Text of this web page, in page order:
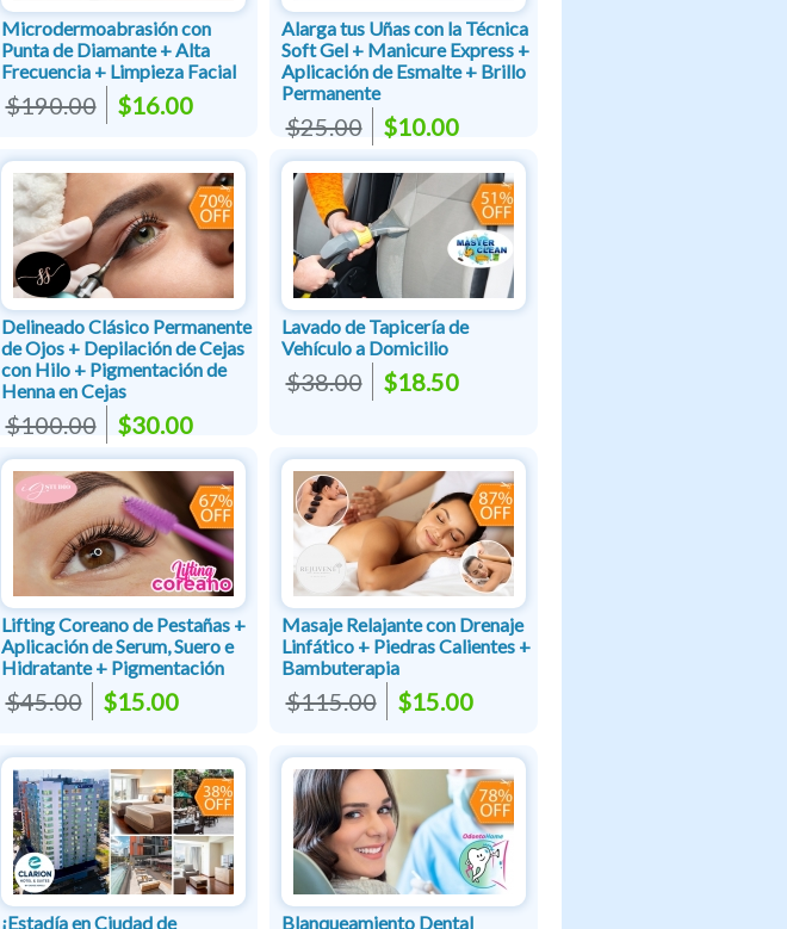
Microdermoabrasión con
Punta de Diamante + Alta
Frecuencia + Limpieza Facial
$190.00 $16.00
Alarga tus Uñas con la Técnica
Soft Gel + Manicure Express +
Aplicación de Esmalte + Brillo
Permanente
$25.00 $10.00
Delineado Clásico Permanente
de Ojos + Depilación de Cejas
con Hilo + Pigmentación de
Henna en Cejas
$100.00 $30.00
Lavado de Tapicería de
Vehículo a Domicilio
$38.00 $18.50
Lifting Coreano de Pestañas +
Aplicación de Serum, Suero e
Hidratante + Pigmentación
$45.00 $15.00
Masaje Relajante con Drenaje
Linfático + Piedras Calientes +
Bambuterapia
$115.00 $15.00
¡Estadía en Ciudad de Blanqueamiento Dental